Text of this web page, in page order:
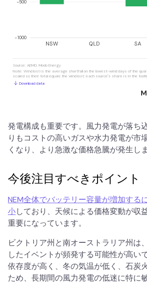
発電構成も重要です。風力発電が落ち
りもコストの高いガスや水力発電が市
くなり、より急激な価格急騰が発生しま
今後注目すべきポイント
NEM全体でバッテリー容量が増加する
小しており、天候による価格変動が収
重要になっています。
ビクトリア州と南オーストラリア州は
したイベントが頻発する可能性が高い
依存度が高く、冬の気温が低く、石炭
ため、長期間の風力発電の低迷に特に